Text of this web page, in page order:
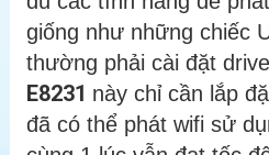
giống như những chiếc
thường phải cài đặt
E8231 này chỉ cần lắp
đã có thể phát wifi sử